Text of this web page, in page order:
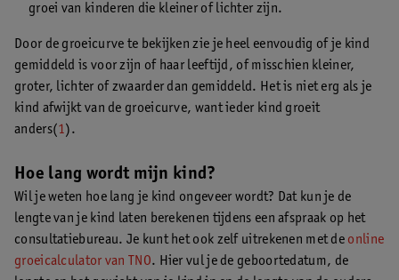
groei van kinderen die kleiner of lichter zijn.
Door de groeicurve te bekijken zie je heel eenvoudig of je kind
gemiddeld is voor zijn of haar leeftijd, of misschien kleiner,
groter, lichter of zwaarder dan gemiddeld. Het is niet erg als je
kind afwijkt van de groeicurve, want ieder kind groeit
anders(1).
Hoe lang wordt mijn kind?
Wil je weten hoe lang je kind ongeveer wordt? Dat kun je de
lengte van je kind laten berekenen tijdens een afspraak op het
consultatiebureau. Je kunt het ook zelf uitrekenen met de online
groeicalculator van TNO. Hier vul je de geboortedatum, de